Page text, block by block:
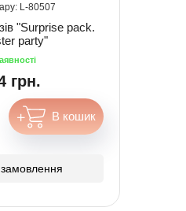
80507
"Surprise pack.
party"
грн.